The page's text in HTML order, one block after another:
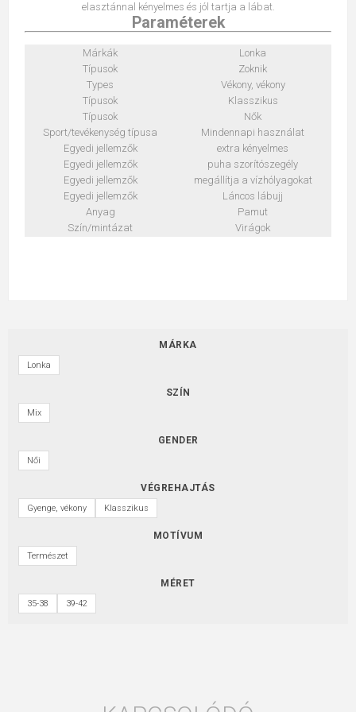
elasztánnal kényelmes és jól tartja a lábat.
Paraméterek
Márkák
Lonka
Típusok
Zoknik
Types
Vékony, vékony
Típusok
Klasszikus
Típusok
Nők
Sport/tevékenység típusa
Mindennapi használat
Egyedi jellemzők
extra kényelmes
Egyedi jellemzők
puha szorítószegély
Egyedi jellemzők
megállítja a vízhólyagokat
Egyedi jellemzők
Láncos lábujj
Anyag
Pamut
Szín/mintázat
Virágok
MÁRKA
Lonka
SZÍN
Mix
GENDER
Női
VÉGREHAJTÁS
Gyenge, vékony Klasszikus
MOTÍVUM
Természet
MÉRET
35-38 39-42